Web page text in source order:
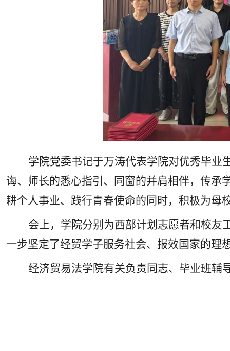
学院党委书记于万涛代表学院对优秀毕业
诲、师长的悉心指引、同窗的并肩相伴，传承
耕个人事业、践行青春使命的同时，积极为母
会上，学院分别为西部计划志愿者和校友
一步坚定了经贸学子服务社会、报效国家的理
经济贸易法学院有关负责同志、毕业班辅